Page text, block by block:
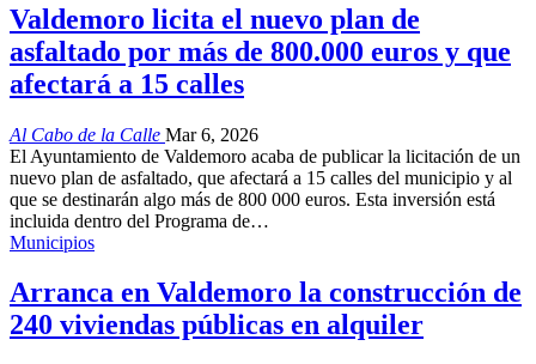
Valdemoro licita el nuevo plan de
asfaltado por más de 800.000 euros y que
afectará a 15 calles
Al Cabo de la Calle Mar 6, 2026
El Ayuntamiento de Valdemoro acaba de publicar la licitación de un
nuevo plan de asfaltado, que afectará a 15 calles del municipio y al
que se destinarán algo más de 800 000 euros. Esta inversión está
incluida dentro del Programa de…
Municipios
Arranca en Valdemoro la construcción de
240 viviendas públicas en alquiler